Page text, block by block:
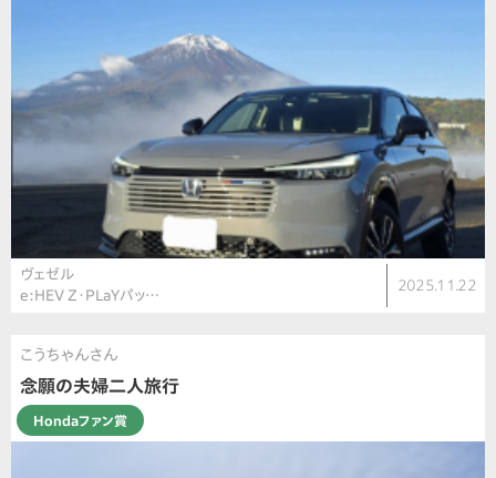
ヴェゼル
e:HEV Z・PLaYパッ…
2025.11.22
こうちゃんさん
念願の夫婦二人旅行
Hondaファン賞